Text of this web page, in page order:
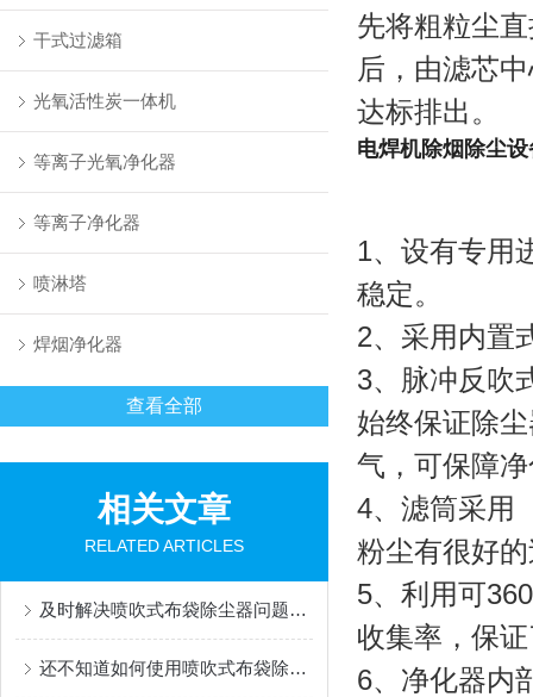
干式过滤箱
光氧活性炭一体机
等离子光氧净化器
等离子净化器
喷淋塔
焊烟净化器
查看全部
相关文章
RELATED ARTICLES
及时解决喷吹式布袋除尘器问题是保障系统环保运行的关键
还不知道如何使用喷吹式布袋除尘器？进来看
先将粗粒尘
后，由滤芯
达标排出。
电焊机除烟除尘
1、设有专用
稳定。
2、采用内置
3、脉冲反吹
始终保证除
气，可保障
4、滤筒采用
粉尘有很好
5、利用可
收集率，保
6、净化器内